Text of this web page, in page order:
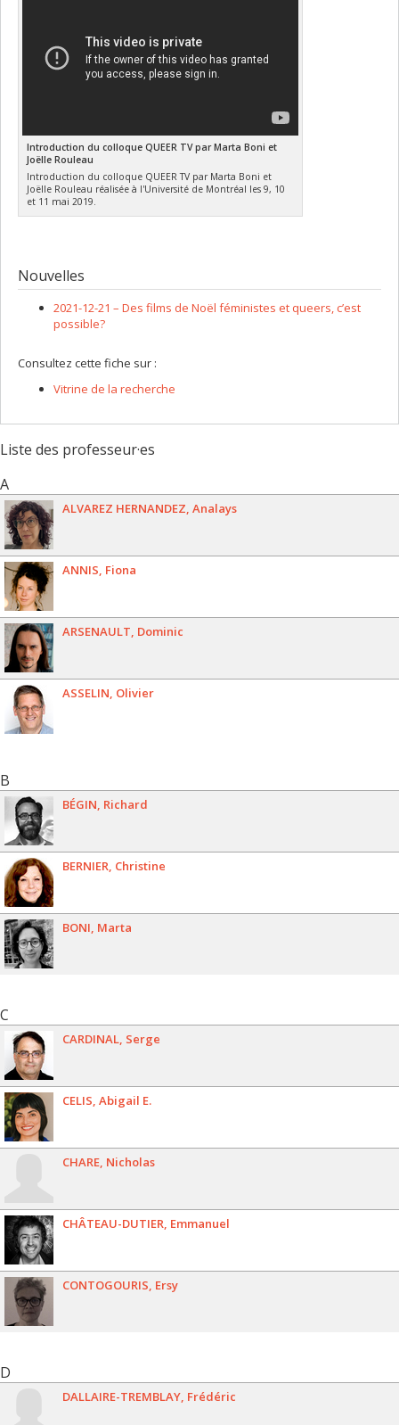
Introduction du colloque QUEER TV par Marta Boni et
Joëlle Rouleau
Introduction du colloque QUEER TV par Marta Boni et
Joëlle Rouleau réalisée à l'Université de Montréal les 9, 10
et 11 mai 2019.
Nouvelles
2021-12-21 – Des films de Noël féministes et queers, c’est
possible?
Consultez cette fiche sur :
Vitrine de la recherche
Liste des professeur·es
A
ALVAREZ HERNANDEZ Analays
ANNIS Fiona
ARSENAULT Dominic
ASSELIN Olivier
B
BÉGIN Richard
BERNIER Christine
BONI Marta
C
CARDINAL Serge
CELIS Abigail E.
CHARE Nicholas
CHÂTEAU-DUTIER Emmanuel
CONTOGOURIS Ersy
D
DALLAIRE-TREMBLAY Frédéric